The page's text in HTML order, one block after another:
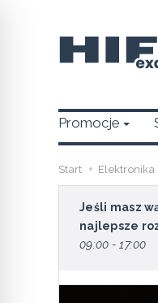
Promocje
Start Elektronika
Jeśli masz
najlepsze
09:00 - 17:00